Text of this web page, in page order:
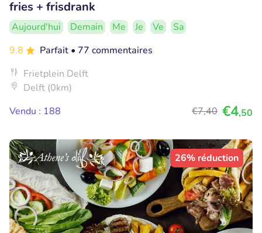
fries + frisdrank
Aujourd'hui Demain Me Je Ve
Sa
9.8
Parfait • 77 commentaires
Frietplein Delft
Delft (0km)
Vendu : 188
€7,40 €4,50
26% réduction